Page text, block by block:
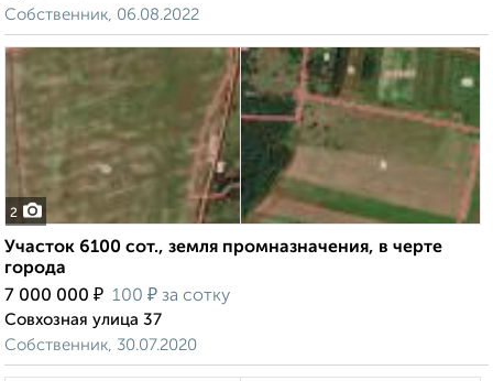
Собственник, 06.08.2022
2
Участок 6100 сот., земля промназначения, в черте
города
7 000 000 ₽ 100 ₽ за сотку
Совхозная улица 37
Собственник, 30.07.2020